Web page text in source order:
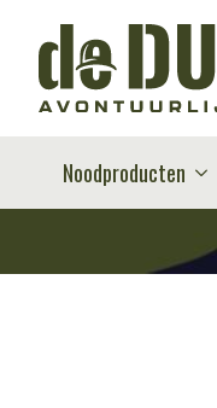
Noodproducten